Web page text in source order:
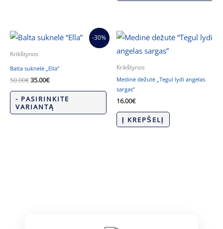
-30%
Krikštynos
Balta suknelė „Ella”
50.00€
Original
price
was:
35.00€
Current
price
- PASIRINKITE
VARIANTĄ
Krikštynos
Medinė dėžutė „Tegul lydi angelas
sargas”
16.00€
Į KREPŠELĮ